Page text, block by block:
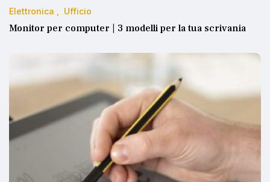
Elettronica Ufficio
Monitor per computer | 3 modelli per la tua scrivania